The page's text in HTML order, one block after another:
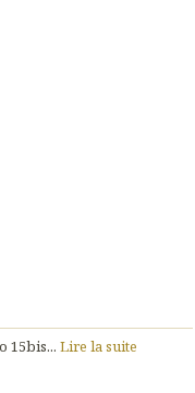
15bis... Lire la suite